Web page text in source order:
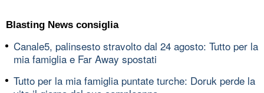
Blasting News consiglia
Canale5, palinsesto stravolto dal 24 agosto: Tutto per la
mia famiglia e Far Away spostati
Tutto per la mia famiglia puntate turche: Doruk perde la